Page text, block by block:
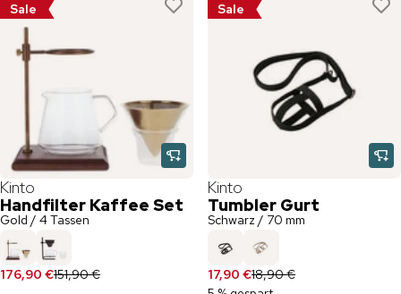
Sale
Kinto
Handfilter Kaffee Set
Gold / 4 Tassen
176,90 €151,90 €
Sale
Kinto
Tumbler Gurt
Schwarz / 70 mm
17,90 €18,90 €